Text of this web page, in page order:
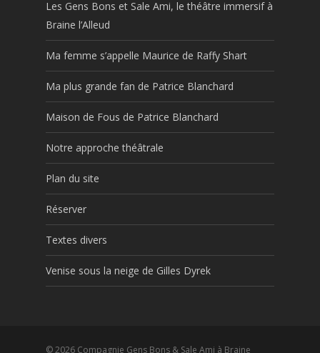
Les Gens Bons et Sale Ami, le théâtre immersif à
Braine l’Alleud
Ma femme s’appelle Maurice de Raffy Shart
Ma plus grande fan de Patrice Blanchard
Maison de Fous de Patrice Blanchard
Notre approche théâtrale
Plan du site
Réserver
Textes divers
Venise sous la neige de Gilles Dyrek
© 2026 Compagnie Gens Bons & Sale Ami à Braine